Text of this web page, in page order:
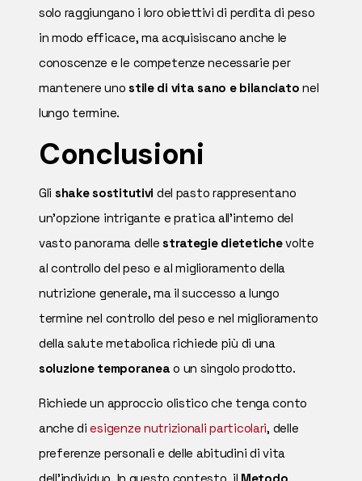
solo raggiungano i loro obiettivi di perdita di peso
in modo efficace, ma acquisiscano anche le
conoscenze e le competenze necessarie per
mantenere unostile di vita sano e bilanciato nel
lungo termine.
Conclusioni
Gli shake sostitutivi del pasto rappresentano
un'opzione intrigante e pratica all'interno del
vasto panorama dellestrategie dietetichevolte
al controllo del peso e al miglioramento della
nutrizione generale, ma il successo a lungo
termine nel controllo del peso e nel miglioramento
della salute metabolica richiede più di una
soluzione temporanea o un singolo prodotto.
Richiede un approccio olistico che tenga conto
anche diesigenze nutrizionali particolari, delle
preferenze personali e delle abitudini di vita